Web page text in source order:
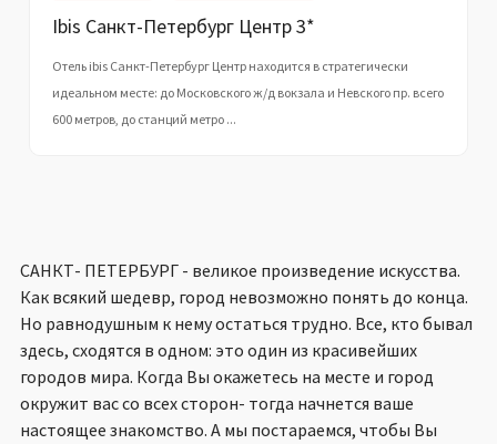
Ibis Санкт-Петербург Центр 3*
Отель ibis Санкт-Петербург Центр находится в стратегически
идеальном месте: до Московского ж/д вокзала и Невского пр. всего
600 метров, до станций метро ...
САНКТ- ПЕТЕРБУРГ - великое произведение искусства.
Как всякий шедевр, город невозможно понять до конца.
Но равнодушным к нему остаться трудно. Все, кто бывал
здесь, сходятся в одном: это один из красивейших
городов мира. Когда Вы окажетесь на месте и город
окружит вас со всех сторон- тогда начнется ваше
настоящее знакомство. А мы постараемся, чтобы Вы